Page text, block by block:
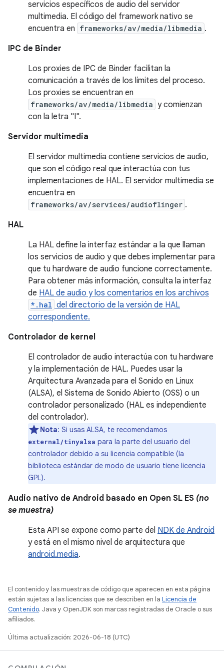
servicios específicos de audio del servidor
multimedia. El código del framework nativo se
encuentra en frameworks/av/media/libmedia .
IPC de Binder
Los proxies de IPC de Binder facilitan la
comunicación a través de los límites del proceso.
Los proxies se encuentran en
frameworks/av/media/libmedia y comienzan
con la letra "I".
Servidor multimedia
El servidor multimedia contiene servicios de audio,
que son el código real que interactúa con tus
implementaciones de HAL. El servidor multimedia se
encuentra en
frameworks/av/services/audioflinger .
HAL
La HAL define la interfaz estándar a la que llaman
los servicios de audio y que debes implementar para
que tu hardware de audio funcione correctamente.
Para obtener más información, consulta la interfaz
de HAL de audio y los comentarios en los archivos
*.hal del directorio de la versión de HAL
correspondiente.
Controlador de kernel
El controlador de audio interactúa con tu hardware
y la implementación de HAL. Puedes usar la
Arquitectura Avanzada para el Sonido en Linux
(ALSA), el Sistema de Sonido Abierto (OSS) o un
controlador personalizado (HAL es independiente
del controlador).
Nota: Si usas ALSA, te recomendamos
external/tinyalsa para la parte del usuario del
controlador debido a su licencia compatible (la
biblioteca estándar de modo de usuario tiene licencia
GPL).
Audio nativo de Android basado en Open SL ES (no
se muestra)
Esta API se expone como parte del NDK de Android
y está en el mismo nivel de arquitectura que
android.media.
El contenido y las muestras de código que aparecen en esta página
están sujetas a las licencias que se describen en la Licencia de
Contenido. Java y OpenJDK son marcas registradas de Oracle o sus
afiliados.
Última actualización: 2026-06-18 (UTC)